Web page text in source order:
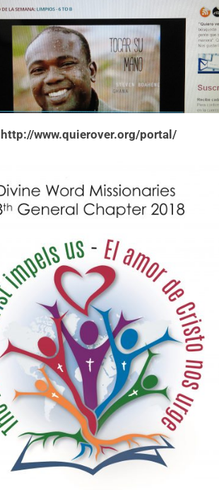
http://www.quierover.org/portal/